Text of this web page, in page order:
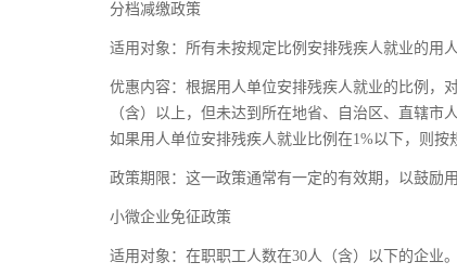
分档减缴政策
适用对象：所有未按规定比例安排残疾人就业的用人
优惠内容：根据用人单位安排残疾人就业的比例，
（含）以上，但未达到所在地省、自治区、直辖市
如果用人单位安排残疾人就业比例在1%以下，则按
政策期限：这一政策通常有一定的有效期，以鼓励
小微企业免征政策
适用对象：在职职工人数在30人（含）以下的企业。